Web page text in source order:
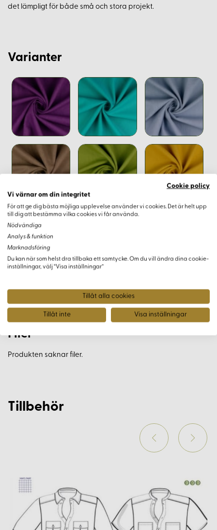
det lämpligt för både små och stora projekt.
Varianter
Filer
Produkten saknar filer.
Tillbehör
Cookie policy
Vi värnar om din integritet
För att ge dig bästa möjliga upplevelse använder vi cookies. Det är helt upp
till dig att bestämma vilka cookies vi får använda.
Nödvändiga
Analys & funktion
Marknadsföring
Du kan när som helst dra tillbaka ett samtycke. Om du vill ändra dina cookie-
inställningar, välj “Visa inställningar”
Tillåt alla cookies
Tillåt inte Visa inställningar